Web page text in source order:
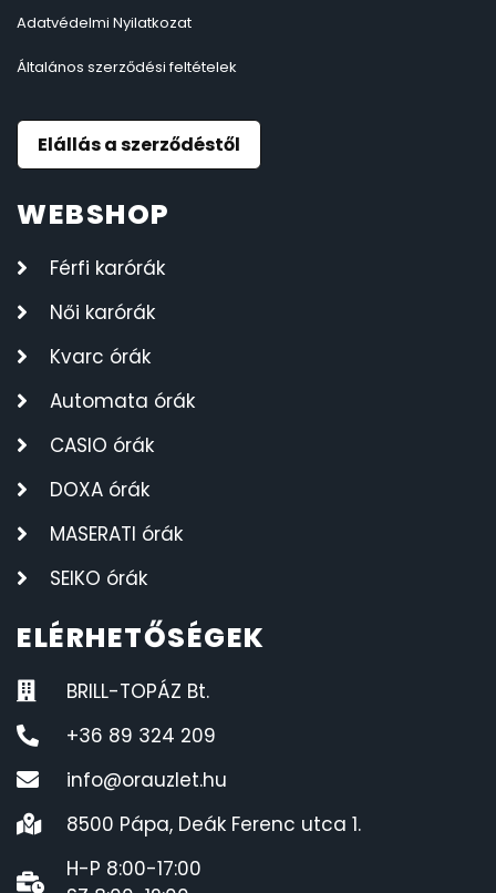
Adatvédelmi Nyilatkozat
Általános szerződési feltételek
Elállás a szerződéstől
WEBSHOP
Férfi karórák
Női karórák
Kvarc órák
Automata órák
CASIO órák
DOXA órák
MASERATI órák
SEIKO órák
ELÉRHETŐSÉGEK
BRILL-TOPÁZ Bt.
+36 89 324 209
info@orauzlet.hu
8500 Pápa, Deák Ferenc utca 1.
H-P 8:00-17:00